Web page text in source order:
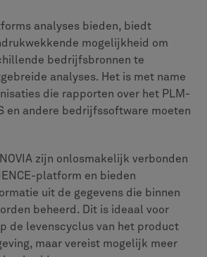
gebruiken voor ontwerp,
en DELMIA voor productie.
zich inzetten voor het Dassault-
een geïntegreerde workflow
van waarheid. Integratie met CAD-
derden is vaak afhankelijk van
schaalbaarheid en